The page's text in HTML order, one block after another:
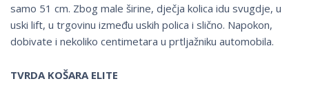
samo 51 cm. Zbog male širine, dječja kolica idu svugdje, u
uski lift, u trgovinu između uskih polica i slično. Napokon,
dobivate i nekoliko centimetara u prtljažniku automobila.
TVRDA KOŠARA ELITE